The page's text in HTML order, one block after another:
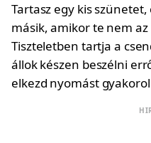
Tartasz egy kis
másik, amikor te nem
Tiszteletben tartja a
állok készen beszélni
elkezd nyomást